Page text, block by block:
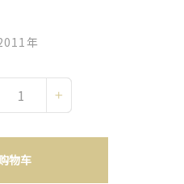
年
物车